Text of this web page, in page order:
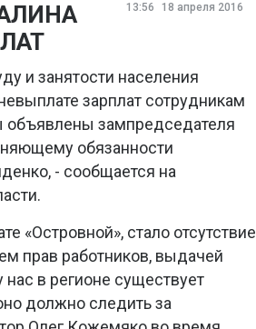
13:56 18 апреля 2016
и занятости населения
зарплат сотрудникам
объявлены зампредседателя
обязанности
- сообщается на
«Островной», стало отсутствие
прав работников, выдачей
нас в регионе существует
должно следить за